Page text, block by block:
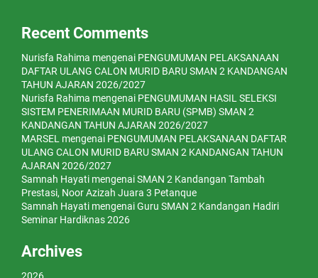
Recent Comments
Nurisfa Rahima mengenai PENGUMUMAN PELAKSANAAN
DAFTAR ULANG CALON MURID BARU SMAN 2 KANDANGAN
TAHUN AJARAN 2026/2027
Nurisfa Rahima mengenai PENGUMUMAN HASIL SELEKSI
SISTEM PENERIMAAN MURID BARU (SPMB) SMAN 2
KANDANGAN TAHUN AJARAN 2026/2027
MARSEL mengenai PENGUMUMAN PELAKSANAAN DAFTAR
ULANG CALON MURID BARU SMAN 2 KANDANGAN TAHUN
AJARAN 2026/2027
Samnah Hayati mengenaiSMAN 2 Kandangan Tambah
Prestasi, Noor Azizah Juara 3 Petanque
Samnah Hayati mengenaiGuru SMAN 2 Kandangan Hadiri
Seminar Hardiknas 2026
Archives